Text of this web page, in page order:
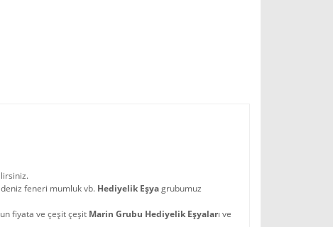
feneri mumluk vb. Hediyelik Eşyagrubumuz
fiyata ve çeşit çeşit Marin Grubu Hediyelik Eşyaları ve